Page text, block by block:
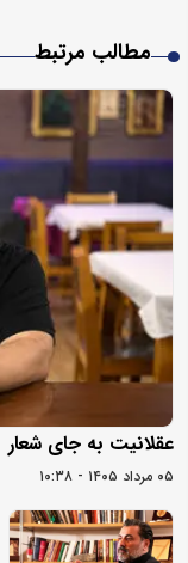
مطالب مرتبط
عقلانیت به جای شعار
۰۵ مرداد ۱۴۰۵ - ۱۰:۳۸